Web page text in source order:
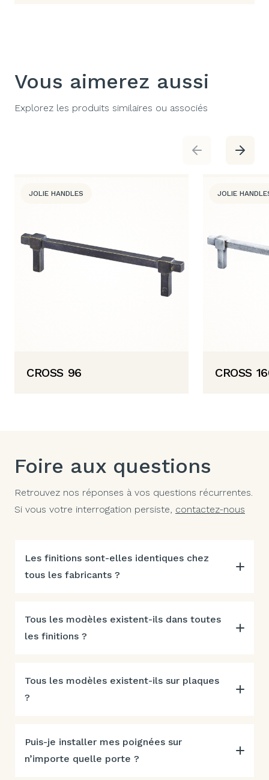
Vous aimerez aussi
Explorez les produits similaires ou associés
JOLIE HANDLES
CROSS 96
JOLIE
CROSS
Foire aux questions
Retrouvez nos réponses à vos questions récurrentes.
Si vous votre interrogation persiste, contactez-nous
Les finitions sont-elles identiques chez
tous les fabricants ?
Tous les modèles existent-ils dans toutes
les finitions ?
Tous les modèles existent-ils sur plaques
?
Puis-je installer mes poignées sur
n’importe quelle porte ?